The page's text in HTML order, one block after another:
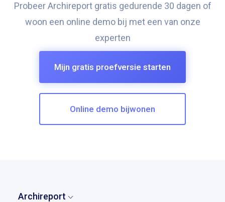
Probeer Archireport gratis gedurende 30 dagen of
woon een online demo bij met een van onze
experten
Mijn gratis proefversie starten
Online demo bijwonen
Archireport